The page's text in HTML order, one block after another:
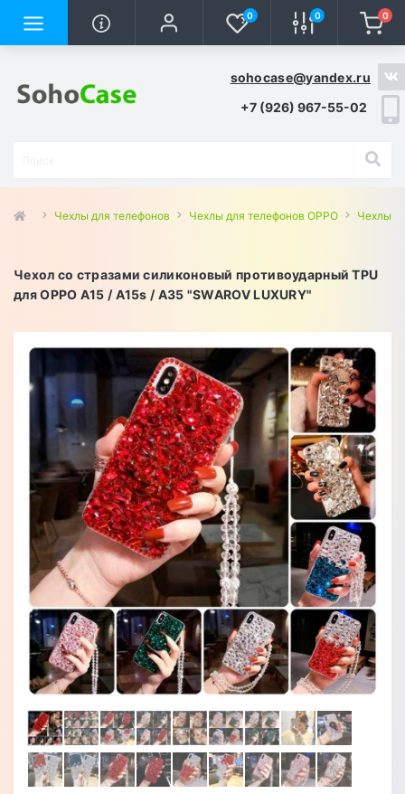
0 0 0
sohocase@yandex.ru
+7 (926) 967-55-02
Чехлы для телефонов Чехлы для телефонов OPPO Чехлы
Чехол со стразами силиконовый противоударный TPU
для OPPO A15 / A15s / A35 "SWAROV LUXURY"